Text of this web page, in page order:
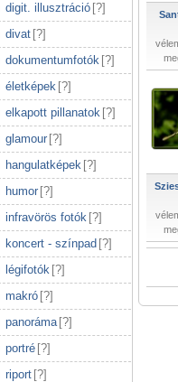
digit. illusztráció [?]
divat [?]
dokumentumfotók [?]
életképek [?]
elkapott pillanatok [?]
glamour [?]
hangulatképek [?]
humor [?]
infravörös fotók [?]
koncert - színpad [?]
légifotók [?]
makró [?]
panoráma [?]
portré [?]
riport [?]